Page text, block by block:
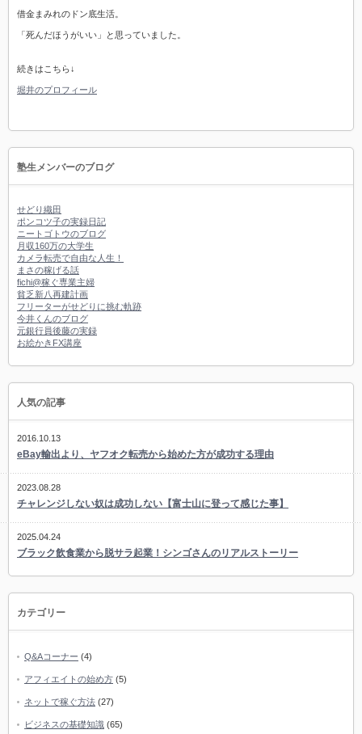
借金まみれのドン底生活。
「死んだほうがいい」と思っていました。
続きはこちら↓
堀井のプロフィール
塾生メンバーのブログ
せどり織田
ポンコツ子の実録日記
ニートゴトウのブログ
月収160万の大学生
カメラ転売で自由な人生！
まさの稼げる話
fichi@稼ぐ専業主婦
貧乏新八再建計画
フリーターがせどりに挑む軌跡
今井くんのブログ
元銀行員後藤の実録
お絵かきFX講座
人気の記事
2016.10.13
eBay輸出より、ヤフオク転売から始めた方が成功する理由
2023.08.28
チャレンジしない奴は成功しない【富士山に登って感じた事】
2025.04.24
ブラック飲食業から脱サラ起業！シンゴさんのリアルストーリー
カテゴリー
Q&Aコーナー (4)
アフィエイトの始め方 (5)
ネットで稼ぐ方法 (27)
ビジネスの基礎知識 (65)